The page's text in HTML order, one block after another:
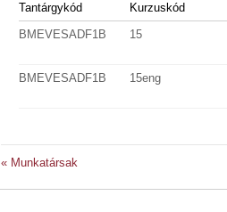
Tantárgykód
Kurzuskód
BMEVESADF1B
15
BMEVESADF1B 15eng
« Munkatársak